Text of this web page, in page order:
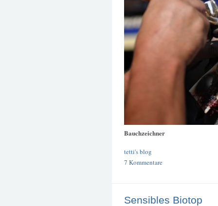
Bauchzeichner
tetti's blog
7 Kommentare
Sensibles Biotop